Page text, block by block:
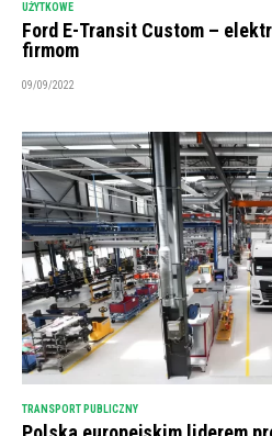
UŻYTKOWE
Ford E-Transit Custom –
firmom
09/09/2022
TRANSPORT PUBLICZNY